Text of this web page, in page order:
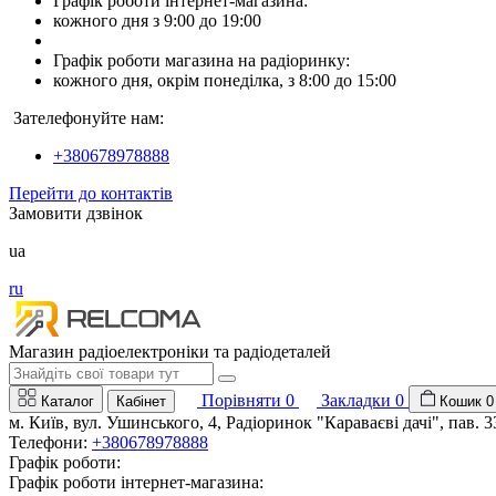
кожного дня з 9:00 до 19:00
Графік роботи магазина на радіоринку:
кожного дня, окрім понеділка, з 8:00 до 15:00
Зателефонуйте нам:
+380678978888
Перейти до контактів
Замовити дзвінок
ua
ru
Магазин радіоелектроніки та радіодеталей
Каталог Кабінет Порівняти 0 Закладки 0 Кошик 0
м. Київ, вул. Ушинського, 4, Радіоринок "Караваєві дачі", пав.
Телефони: +380678978888
Графік роботи:
Графік роботи інтернет-магазина: